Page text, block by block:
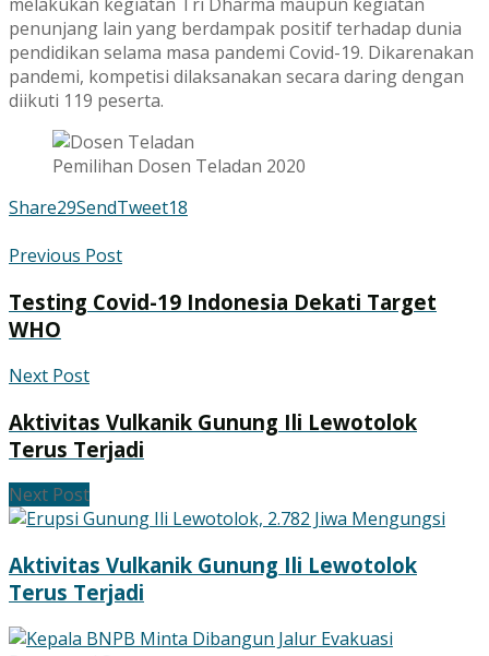
melakukan kegiatan Tri Dharma maupun kegiatan
penunjang lain yang berdampak positif terhadap dunia
pendidikan selama masa pandemi Covid-19. Dikarenakan
pandemi, kompetisi dilaksanakan secara daring dengan
diikuti 119 peserta.
Pemilihan Dosen Teladan 2020
Share29SendTweet18
Previous Post
Testing Covid-19 Indonesia Dekati Target
WHO
Next Post
Aktivitas Vulkanik Gunung Ili Lewotolok
Terus Terjadi
Next Post
Aktivitas Vulkanik Gunung Ili Lewotolok
Terus Terjadi